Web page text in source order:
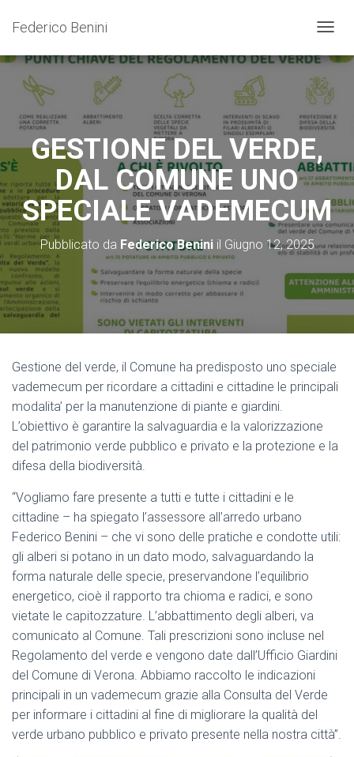
Federico Benini
A
I
G
A
Z
N
E
T
O
G
G
E
GESTIONE DEL VERDE,
DAL COMUNE UNO
SPECIALE VADEMECUM
Pubblicato da Federico Beniniil Giugno 12, 2025
Gestione del verde, il Comune ha predisposto uno speciale
vademecum per ricordare a cittadini e cittadine le principali
modalita’ per la manutenzione di piante e giardini.
L’obiettivo è garantire la salvaguardia e la valorizzazione
del patrimonio verde pubblico e privato e la protezione e la
difesa della biodiversità.
“Vogliamo fare presente a tutti e tutte i cittadini e le
cittadine – ha spiegato l’assessore all’arredo urbano
Federico Benini – che vi sono delle pratiche e condotte utili:
gli alberi si potano in un dato modo, salvaguardando la
forma naturale delle specie, preservandone l’equilibrio
energetico, cioè il rapporto tra chioma e radici, e sono
vietate le capitozzature. L’abbattimento degli alberi, va
comunicato al Comune. Tali prescrizioni sono incluse nel
Regolamento del verde e vengono date dall’Ufficio Giardini
del Comune di Verona. Abbiamo raccolto le indicazioni
principali in un vademecum grazie alla Consulta del Verde
per informare i cittadini al fine di migliorare la qualità del
verde urbano pubblico e privato presente nella nostra città”.